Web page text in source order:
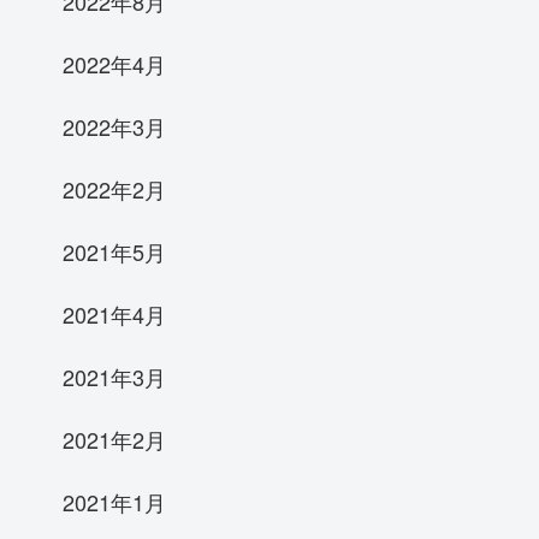
2022年4月
2022年3月
2022年2月
2021年5月
2021年4月
2021年3月
2021年2月
2021年1月